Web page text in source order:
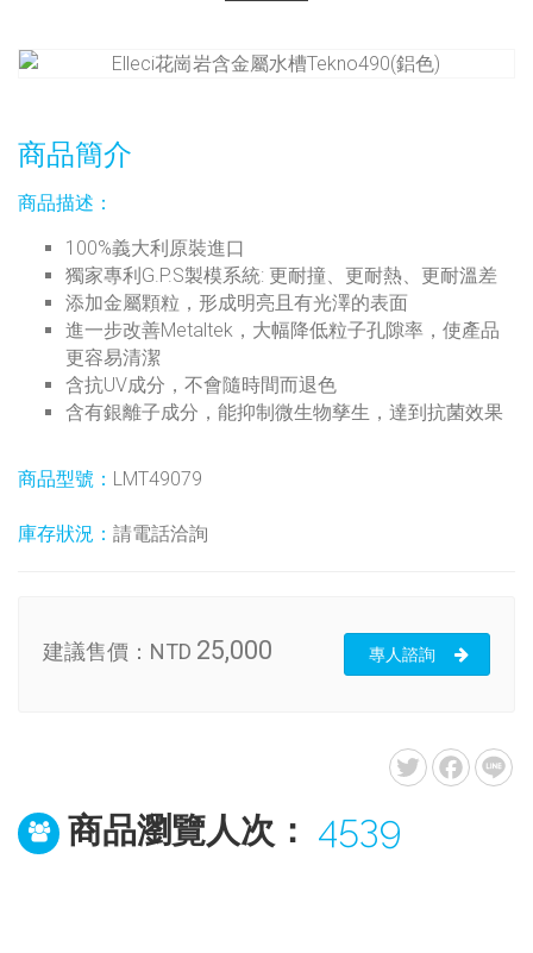
商品簡介
商品描述：
100%義大利原裝進口
獨家專利G.P.S製模系統: 更耐撞、更耐熱、更耐溫差
添加金屬顆粒，形成明亮且有光澤的表面
進一步改善Metaltek，大幅降低粒子孔隙率，使產品
更容易清潔
含抗UV成分，不會隨時間而退色
含有銀離子成分，能抑制微生物孳生，達到抗菌效果
商品型號： LMT49079
庫存狀況： 請電話洽詢
建議售價： NTD 25,000 專人諮詢
商品瀏覽人次： 4539